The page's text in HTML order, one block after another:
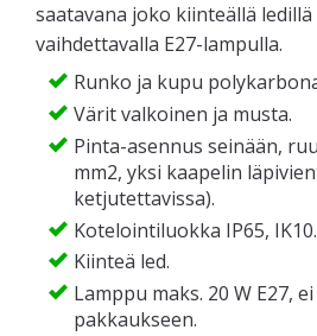
saatavana joko kiinteällä
vaihdettavalla E27-lampulla.
Runko ja kupu
Värit valkoinen ja musta.
Pinta-asennus seinään,
mm2, yksi kaapelin
ketjutettavissa).
Kotelointiluokka IP65, IK10.
Kiinteä led.
Lamppu maks. 20 W E27,
pakkaukseen.